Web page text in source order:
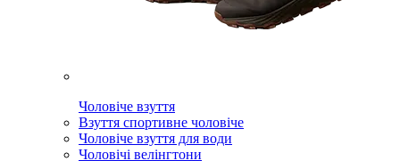
Чоловіче взуття
Взуття спортивне чоловіче
Чоловіче взуття для води
Чоловічі велінгтони